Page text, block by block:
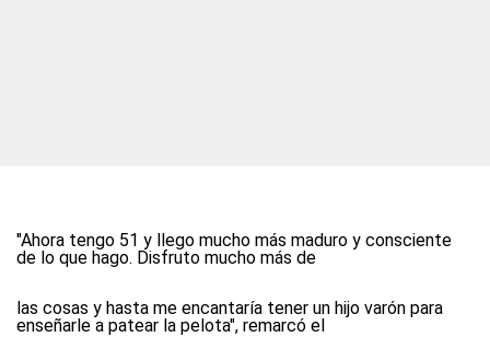
"Ahora tengo 51 y llego mucho más maduro y consciente
de lo que hago. Disfruto mucho más de
las cosas y hasta me encantaría tener un hijo varón para
enseñarle a patear la pelota", remarcó el